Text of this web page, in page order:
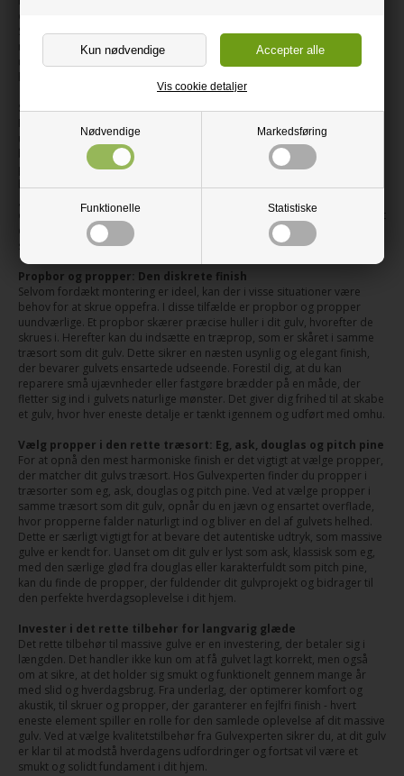
Nødvendige Markedsføring
Funktionelle Statistiske
Vis cookie detaljer
og bidrager til en rolig atmosfære i rummet. Elastilon gør netop dette.
Samtidig forenkler det installationsprocessen betydeligt, da du kan
montere gulvet direkte ovenpå underlaget uden at skulle fuldlime det til
undergulvet, hvilket sparer tid og besvær. Dette er især en fordel i rum,
hvor du ønsker en stabil, men samtidig fleksibel løsning.
Skruer til fordækt montering: For et fejlfrit udtryk
Når du lægger massive gulve, er det ofte ønsket at opnå et udseende
uden synlige skruehuller. Her kommer skruer til fordækt montering ind i
billedet. Disse specialdesignede skruer er essentielle for at sikre, at dit
plankegulv ligger fast og stabilt, uden at du skal bekymre dig om synlige
befæstigelser, der forstyrrer gulvets naturlige æstetik. De monteres i
og minimerer risikoen for knirkelyde eller bevægelse over tid. Resultatet
er et gulv, der ikke alene ser professionelt ud, men også holder sig
smukt og stabilt i mange år, selv med daglig brug.
Propbor og propper: Den diskrete finish
Selvom fordækt montering er ideel, kan der i visse situationer være
behov for at skrue oppefra. I disse tilfælde er propbor og propper
uundværlige. Et propbor skærer præcise huller i dit gulv, hvorefter de
skrues i. Herefter kan du indsætte en træprop, som er skåret i samme
træsort som dit gulv. Dette sikrer en næsten usynlig og elegant finish,
der bevarer gulvets ensartede udseende. Forestil dig, at du kan
reparere små ujævnheder eller fastgøre brædder på en måde, der
fletter sig ind i gulvets naturlige mønster. Det giver dig frihed til at skabe
et gulv, hvor hver eneste detalje er tænkt igennem og udført med omhu.
Vælg propper i den rette træsort: Eg, ask, douglas og pitch pine
For at opnå den mest harmoniske finish er det vigtigt at vælge propper,
der matcher dit gulvs træsort. Hos Gulvexperten finder du propper i
træsorter som eg, ask, douglas og pitch pine. Ved at vælge propper i
samme træsort som dit gulv, opnår du en jævn og ensartet overflade,
hvor propperne falder naturligt ind og bliver en del af gulvets helhed.
Dette er særligt vigtigt for at bevare det autentiske udtryk, som massive
gulve er kendt for. Uanset om dit gulv er lyst som ask, klassisk som eg,
med den særlige glød fra douglas eller karakterfuldt som pitch pine,
kan du finde de propper, der fuldender dit gulvprojekt og bidrager til
den perfekte hverdagsoplevelse i dit hjem.
Invester i det rette tilbehør for langvarig glæde
Det rette tilbehør til massive gulve er en investering, der betaler sig i
længden. Det handler ikke kun om at få gulvet lagt korrekt, men også
om at sikre, at det holder sig smukt og funktionelt gennem mange år
med slid og hverdagsbrug. Fra underlag, der optimerer komfort og
akustik, til skruer og propper, der garanterer en fejlfri finish - hvert
eneste element spiller en rolle for den samlede oplevelse af dit massive
gulv. Ved at vælge kvalitetstilbehør fra Gulvexperten sikrer du, at dit gulv
er klar til at modstå hverdagens udfordringer og fortsat vil være et
smukt og solidt fundament i dit hjem.